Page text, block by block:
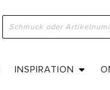
INSPIRATION